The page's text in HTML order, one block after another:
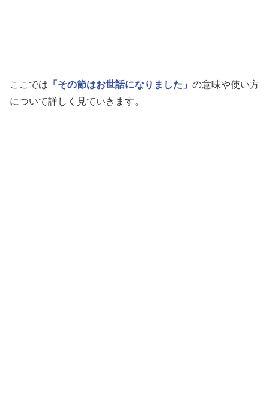
ここでは 「その節はお世話になりました」 の意味や使い方
について詳しく見ていきます。